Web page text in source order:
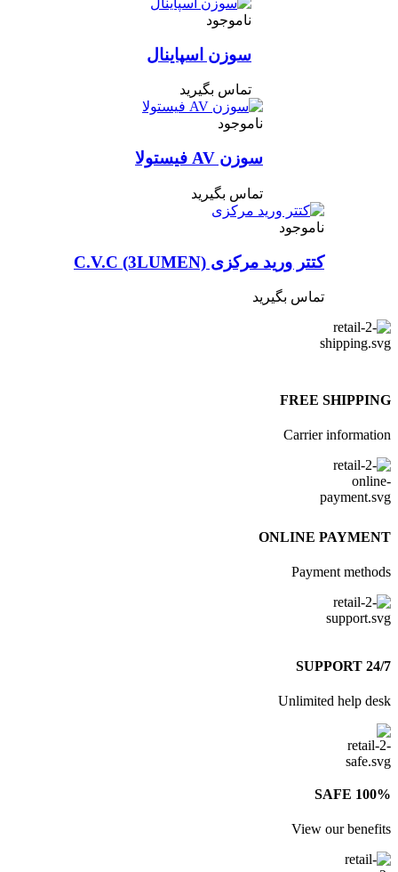
ناموجود
سوزن اسپاینال
تماس بگیرید
ناموجود
سوزن AV فیستولا
تماس بگیرید
ناموجود
کتتر ورید مرکزی C.V.C (3LUMEN)
تماس بگیرید
FREE
Carrier
ONLINE
Payment
24/7
Unlimited help
100%
View our